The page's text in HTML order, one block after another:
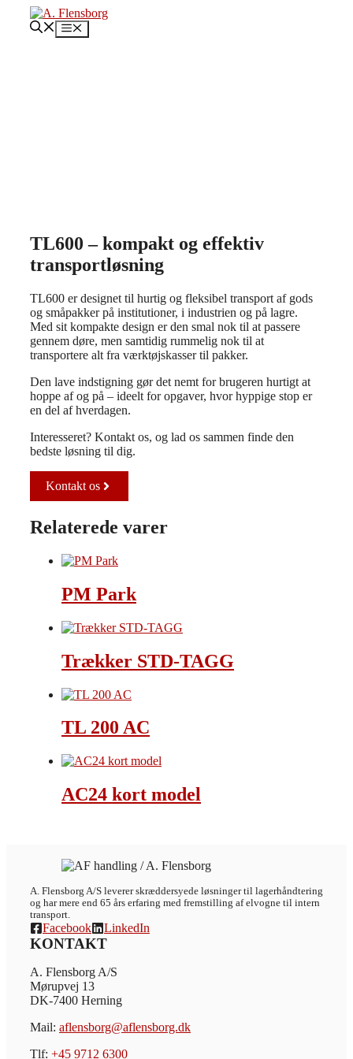
Menu
TL600 – kompakt og effektiv
transportløsning
TL600 er designet til hurtig og fleksibel transport af gods
og småpakker på institutioner, i industrien og på lagre.
Med sit kompakte design er den smal nok til at passere
gennem døre, men samtidig rummelig nok til at
transportere alt fra værktøjskasser til pakker.
Den lave indstigning gør det nemt for brugeren hurtigt at
hoppe af og på – ideelt for opgaver, hvor hyppige stop er
en del af hverdagen.
Interesseret? Kontakt os, og lad os sammen finde den
bedste løsning til dig.
Kontakt os
Relaterede varer
PM Park
Trækker STD-TAGG
TL 200 AC
AC24 kort model
A. Flensborg A/S leverer skræddersyede løsninger til lagerhåndtering
og har mere end 65 års erfaring med fremstilling af elvogne til intern
transport.
Facebook LinkedIn
KONTAKT
A. Flensborg A/S
Mørupvej 13
DK-7400 Herning
Mail: aflensborg@aflensborg.dk
Tlf: +45 9712 6300